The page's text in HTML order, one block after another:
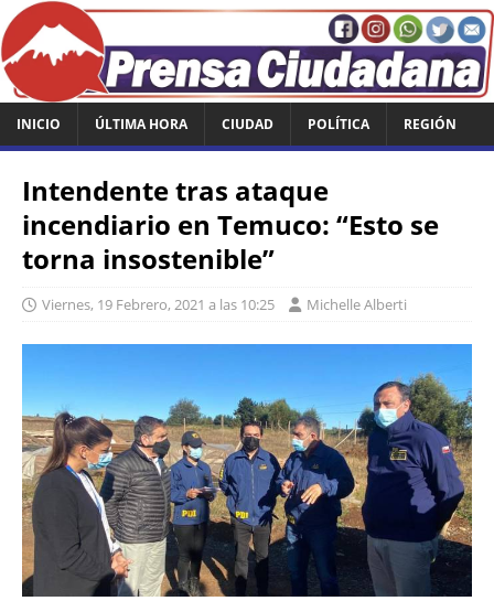
INICIO ÚLTIMA HORA CIUDAD POLÍTICA REGIÓN
Intendente tras ataque
incendiario en Temuco: “Esto se
torna insostenible”
Viernes, 19 Febrero, 2021 a las 10:25 Michelle Alberti